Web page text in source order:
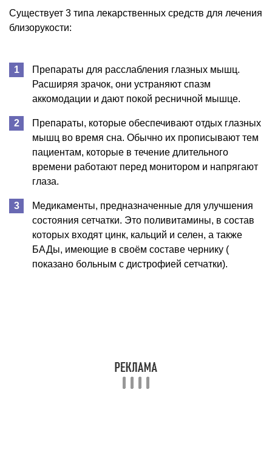
Существует 3 типа лекарственных средств для лечения
близорукости:
Препараты для расслабления глазных мышц.
Расширяя зрачок, они устраняют спазм
аккомодации и дают покой ресничной мышце.
Препараты, которые обеспечивают отдых глазных
мышц во время сна. Обычно их прописывают тем
пациентам, которые в течение длительного
времени работают перед монитором и напрягают
глаза.
Медикаменты, предназначенные для улучшения
состояния сетчатки. Это поливитамины, в состав
которых входят цинк, кальций и селен, а также
БАДы, имеющие в своём составе чернику (
показано больным с дистрофией сетчатки).